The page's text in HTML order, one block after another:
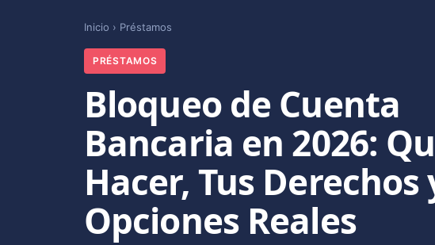
Inicio › Préstamos
PRÉSTAMOS
Bloqueo de Cuenta
Bancaria en 2026:
Hacer, Tus Derechos
Opciones Reales